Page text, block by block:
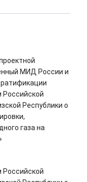
МИД России и
Республики о
газа на